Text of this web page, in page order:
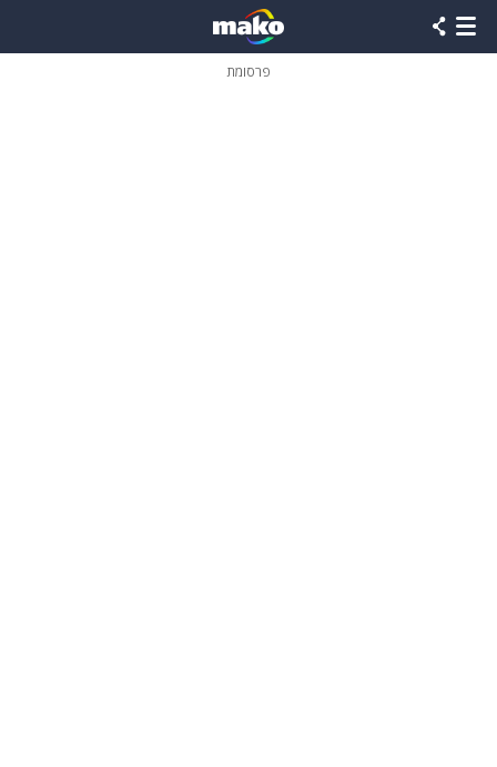
פרסומת